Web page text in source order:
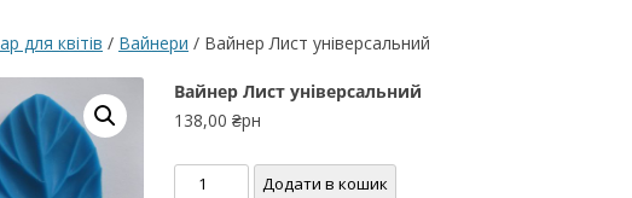
АБО ЯК
для квітів / Вайнери / Вайнер Лист універсальний
Вайнер Лист універсальний
138,00 ₴рн
Вайнер
Додати в кошик